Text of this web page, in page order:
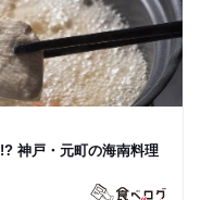
神戸・元町の海南料理